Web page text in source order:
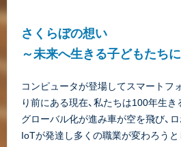
さくらぼの想い
～未来へ生きる子どもたち
コンピュータが登場してスマートフ
り前にある現在、私たちは100年生き
グローバル化が進み車が空を飛び、ロ
IoTが発達し多くの職業が変わろうと